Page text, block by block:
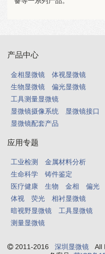
产品中心
金相显微镜
体视显微镜
生物显微镜
偏光显微镜
工具测量显微镜
显微镜摄像系统
显微镜接口
显微镜配套产品
应用专题
工业检测
金属材料分析
生命科学
铸件鉴定
医疗健康
生物 金相
偏光
体视
荧光
相衬显微镜
暗视野显微镜
工具显微镜
测量显微镜
2011-2016 深圳显微镜 All